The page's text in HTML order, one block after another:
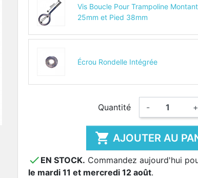
Vis Boucle Pour Trampoline Montant
25mm et Pied 38mm
Écrou Rondelle Intégrée
Quantité - +
 AJOUTER AU
 EN STOCK. Commandez aujourd'hui
le mardi 11 et mercredi 12 août.